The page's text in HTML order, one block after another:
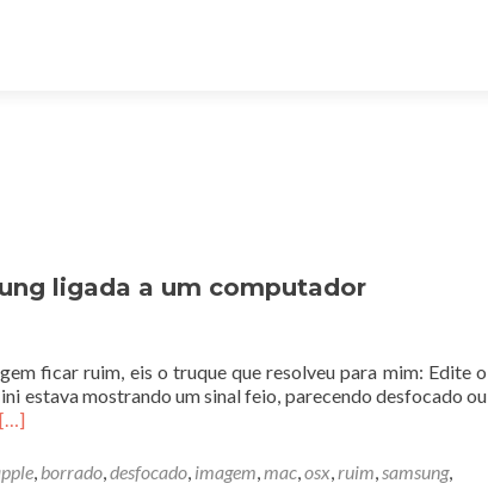
ligada a um computador
ficar ruim, eis o truque que resolveu para mim: Edite o
estava mostrando um sinal feio, parecendo desfocado ou
Leia
ter
[…]
, borrado,desfocado, imagem,mac,osx,ruim,samsung,